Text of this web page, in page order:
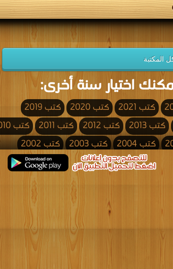
اختيار سنة أخرى:
كتب 2021 كتب 2020
كتب 2019
كتب 2013 كتب 2012 كتب 2011
كتب 2010
كتب 2004 كتب 2003
كتب 2002
كتب 1996 كتب 1995 كتب 1994
كتب 1993
كتب 1985
كتب 1984
كتب 1977 كتب 1976
كتب 1975
كتب 1969 كتب 1968 كتب 1967
كتب 1966
كتب 1960 كتب 1959 كتب 1958
كتب 1957
كتب 1949
كتب 1948